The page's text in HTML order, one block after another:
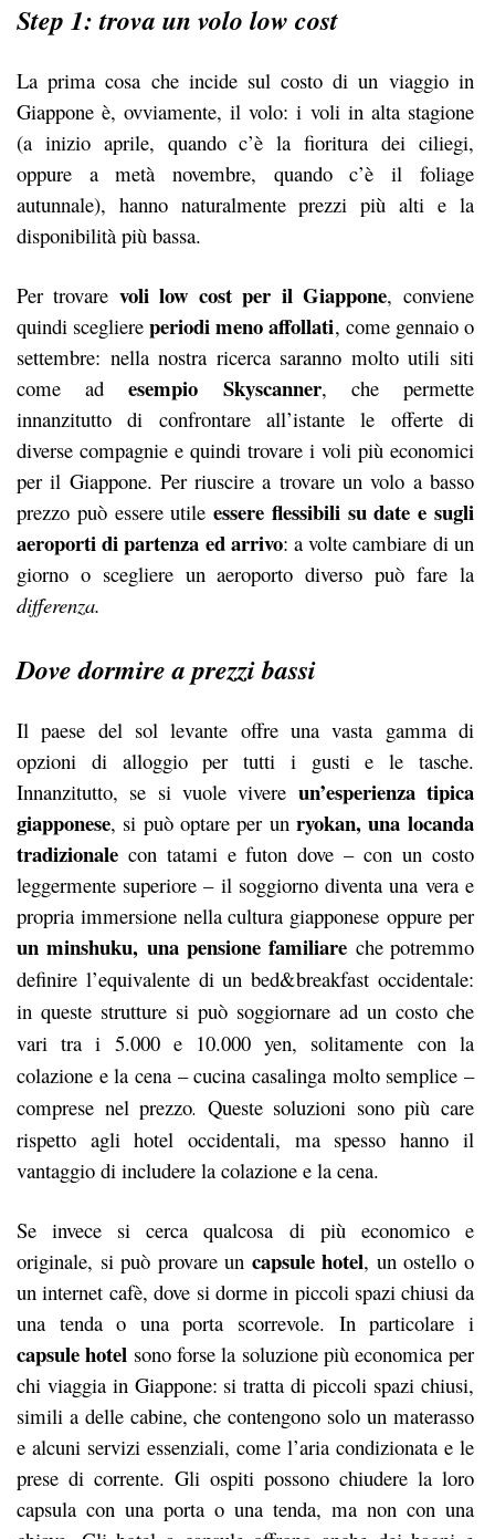
Step 1: trova un volo low cost
La prima cosa che incide sul costo di un viaggio in
Giappone è, ovviamente, il volo: i voli in alta stagione
(a inizio aprile, quando c’è la fioritura dei ciliegi,
oppure a metà novembre, quando c’è il foliage
autunnale), hanno naturalmente prezzi più alti e la
disponibilità più bassa.
Per trovare voli low cost per il Giappone, conviene
quindi scegliereperiodi meno affollati, come gennaio o
settembre: nella nostra ricerca saranno molto utili siti
come adesempio Skyscanner, che permette
innanzitutto di confrontare all’istante le offerte di
diverse compagnie e quindi trovare i voli più economici
per il Giappone. Per riuscire a trovare un volo a basso
prezzo può essere utileessere flessibili su date e sugli
aeroporti di partenza ed arrivo: a volte cambiare di un
giorno o scegliere un aeroporto diverso può fare la
differenza.
Dove dormire a prezzi bassi
Il paese del sol levante offre una vasta gamma di
opzioni di alloggio per tutti i gusti e le tasche.
Innanzitutto, se si vuole vivere un’esperienza tipica
giapponese, si può optare per unryokan, una locanda
tradizionale con tatami e futon dove – con un costo
leggermente superiore – il soggiorno diventa una vera e
propria immersione nella cultura giapponese oppure per
un minshuku, una pensione familiare che potremmo
definire l’equivalente di un bed&breakfast occidentale:
in queste strutture si può soggiornaread un costo che
vari tra i 5.000 e 10.000 yen, solitamente con la
colazione e la cena – cucina casalinga molto semplice –
comprese nel prezzo. Queste soluzioni sono più care
rispetto agli hotel occidentali, ma spesso hanno il
vantaggio di includere la colazione e la cena.
Se invece si cerca qualcosa di più economico e
originale, si può provare un capsule hotel, un ostello o
un internet cafè, dove si dorme in piccoli spazi chiusi da
una tenda o una porta scorrevole. In particolare i
capsule hotel sono forse la soluzione più economica per
chi viaggia in Giappone: si tratta di piccoli spazi chiusi,
simili a delle cabine, che contengono solo un materasso
e alcuni servizi essenziali, come l’aria condizionata e le
prese di corrente. Gli ospiti possono chiudere la loro
capsula con una porta o una tenda, ma non con una